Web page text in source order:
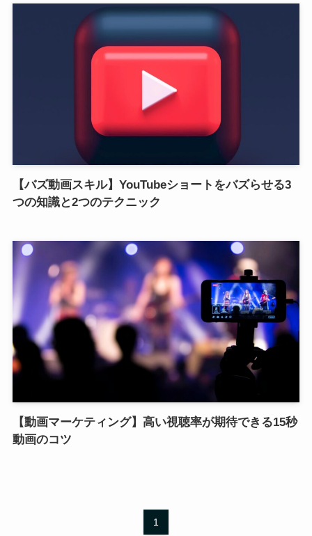
【バズ動画スキル】YouTubeショートをバズらせる3
つの知識と2つのテクニック
【動画マーケティング】高い視聴率が期待できる15秒
動画のコツ
1